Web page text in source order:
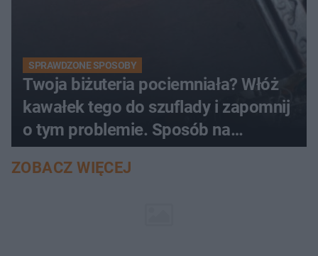
SPRAWDZONE SPOSOBY
Twoja biżuteria pociemniała? Włóż
kawałek tego do szuflady i zapomnij
o tym problemie. Sposób na
pociemniałą biżuterię
ZOBACZ WIĘCEJ